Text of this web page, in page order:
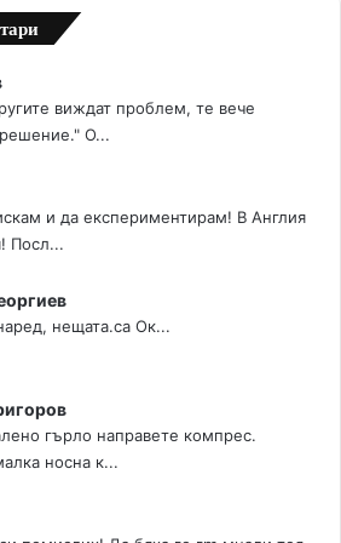
виждат проблем, те вече
О...
и да експериментирам! В Англия
Посл...
нещата.са Ок...
гърло направете компрес.
носна к...